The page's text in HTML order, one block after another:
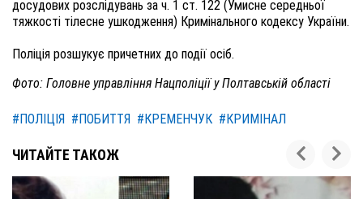
досудових розслідувань за ч. 1 ст. 122 (Умисне середньої
тяжкості тілесне ушкодження) Кримінального кодексу України.
Поліція розшукує причетних до події осіб.
Фото: Головне управління Нацполіції у Полтавській області
#ПОЛІЦІЯ #ПОБИТТЯ #КРЕМЕНЧУК #КРИМІНАЛ
ЧИТАЙТЕ ТАКОЖ